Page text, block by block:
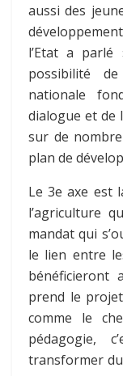
aussi des
l’Etat a
possibilité
nationale
dialogue et de
sur de
plan de
Le 3e axe est
l’agriculture
mandat qui
le lien entre
bénéficieront
prend le
comme le
pédagogie,
transformer